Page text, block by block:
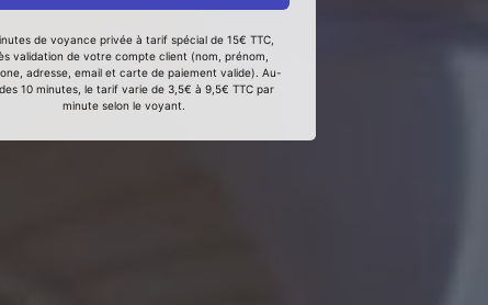
de voyance privée à tarif spécial de 15€ TTC,
validation de votre compte client (nom, prénom,
adresse, email et carte de paiement valide). Au-
10 minutes, le tarif varie de 3,5€ à 9,5€ TTC par
minute selon le voyant.